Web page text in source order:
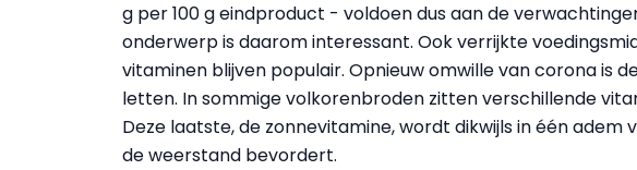
g per 100 g eindproduct - voldoen dus aan de
onderwerp is daarom interessant. Ook verrijkte
vitaminen blijven populair. Opnieuw omwille van corona is
letten. In sommige volkorenbroden zitten verschillende
Deze laatste, de zonnevitamine, wordt dikwijls in één
de weerstand bevordert.